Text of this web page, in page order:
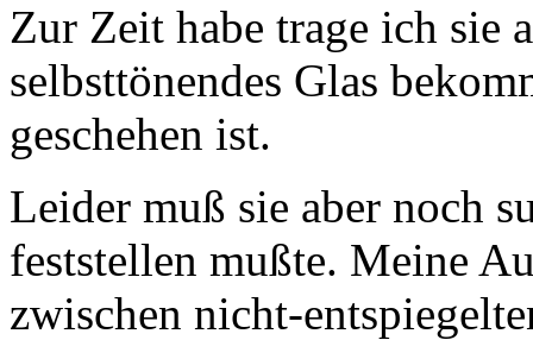
Zur Zeit habe trage ich sie
selbsttönendes Glas
geschehen ist.
Leider muß sie aber noch
feststellen mußte. Meine
zwischen nicht-